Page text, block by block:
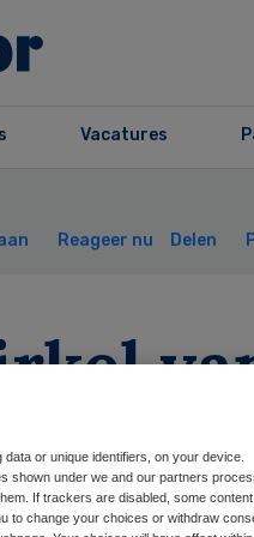
Vacatures
Reageer nu Delen
or unique identifiers, on your device.
shown under we and our partners
If trackers are disabled, some
to change your choices or withdraw